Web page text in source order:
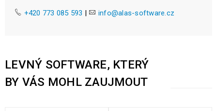
+420 773 085 593 | info@alas-software.cz
LEVNÝ SOFTWARE, KTERÝ
BY VÁS MOHL ZAUJMOUT